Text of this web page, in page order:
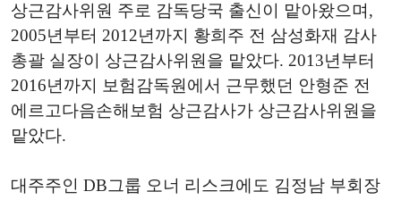
상근감사위원 주로 감독당국 출신이 맡아왔으며,
2005년부터 2012년까지 황희주 전 삼성화재 감사
총괄 실장이 상근감사위원을 맡았다. 2013년부터
2016년까지 보험감독원에서 근무했던 안형준 전
에르고다음손해보험 상근감사가 상근감사위원을
맡았다.
대주주인 DB그룹 오너 리스크에도 김정남 부회장